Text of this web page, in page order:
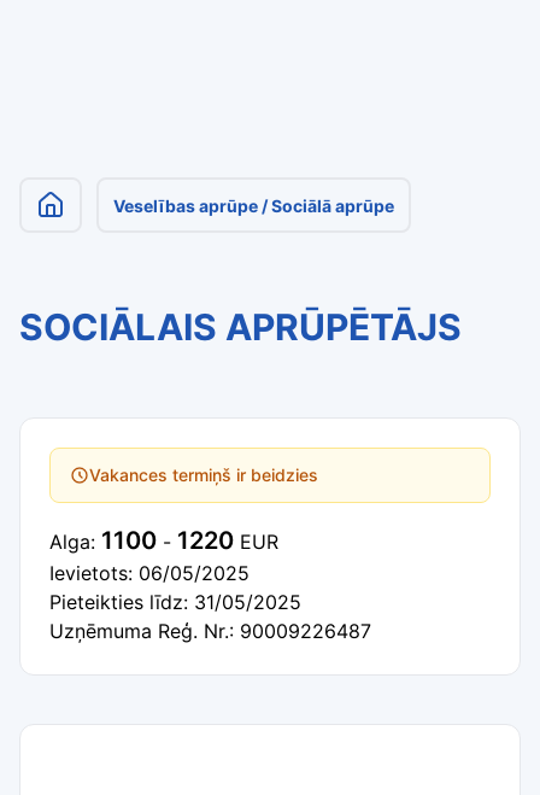
Veselības aprūpe / Sociālā aprūpe
SOCIĀLAIS APRŪPĒTĀJS
Vakances termiņš ir beidzies
Alga: 1100 - 1220 EUR
Ievietots: 06/05/2025
Pieteikties līdz: 31/05/2025
Uzņēmuma Reģ. Nr.: 90009226487